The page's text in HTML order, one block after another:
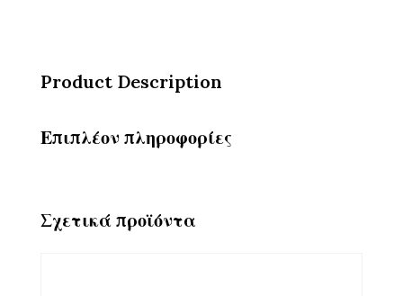
Product Description
Επιπλέον πληροφορίες
Σχετικά προϊόντα